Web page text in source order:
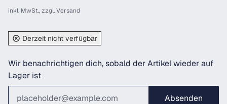
inkl. MwSt., zzgl.Versand
Derzeit nicht verfügbar
Wir benachrichtigen dich, sobald der Artikel wieder auf
Lager ist
Absenden